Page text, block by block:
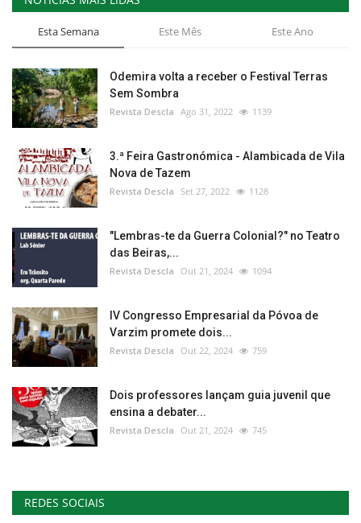
Esta Semana Este Mês Este Ano
Odemira volta a receber o Festival Terras
Sem Sombra
Revista Descla Ago 31, 2022 1139
3.ª Feira Gastronómica - Alambicada de Vila
Nova de Tazem
Revista Descla Set 27, 2022 1128
"Lembras-te da Guerra Colonial?" no Teatro
das Beiras,...
Revista Descla Out 21, 2024 1094
IV Congresso Empresarial da Póvoa de
Varzim promete dois...
Revista Descla Out 22, 2024 759
Dois professores lançam guia juvenil que
ensina a debater...
Revista Descla Out 21, 2024 745
REDES SOCIAIS